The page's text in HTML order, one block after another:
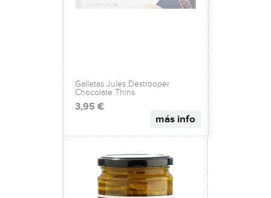
más info
Galletas Jules Destrooper
Chocolate Thins
3,95 €